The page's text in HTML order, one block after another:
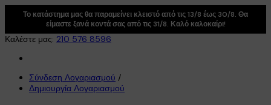
Το κατάστημα μας θα παραμείνει κλειστό από τις 13/8 έως 30/8. Θα
είμαστε ξανά κοντά σας από τις 31/8. Καλό καλοκαίρι!
Καλέστε μας: 210 576 8596
Σύνδεση Λογαριασμού /
Δημιουργία Λογαριασμού